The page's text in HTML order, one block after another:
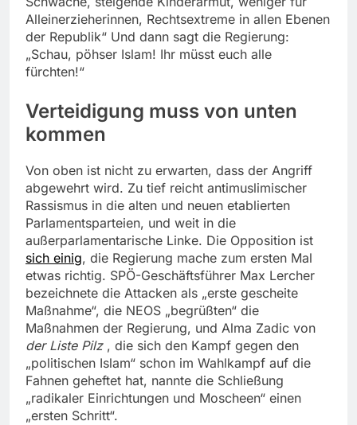
Alleinerzieherinnen, Rechtsextreme in allen Ebenen
der Republik“ Und dann sagt die Regierung:
„Schau, pöhser Islam! Ihr müsst euch alle
fürchten!“
Verteidigung muss von unten
kommen
Von oben ist nicht zu erwarten, dass der Angriff
abgewehrt wird. Zu tief reicht antimuslimischer
Rassismus in die alten und neuen etablierten
Parlamentsparteien, und weit in die
außerparlamentarische Linke. Die Opposition ist
sich einig, die Regierung mache zum ersten Mal
etwas richtig. SPÖ-Geschäftsführer Max Lercher
bezeichnete die Attacken als „erste gescheite
Maßnahme“, die NEOS „begrüßten“ die
Maßnahmen der Regierung, und Alma Zadic von
der Liste Pilz, die sich den Kampf gegen den
„politischen Islam“ schon im Wahlkampf auf die
Fahnen geheftet hat, nannte die Schließung
„radikaler Einrichtungen und Moscheen“ einen
„ersten Schritt“.